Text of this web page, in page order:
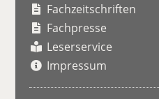
Fachzeitschriften
Fachpresse
Leserservice
Impressum